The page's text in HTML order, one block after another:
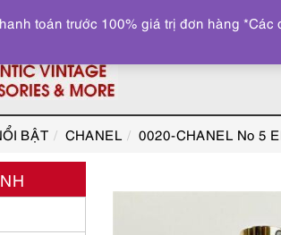
BẬT CHANEL 0020-CHANEL No 5
toán trước 100% giá trị đơn hàng